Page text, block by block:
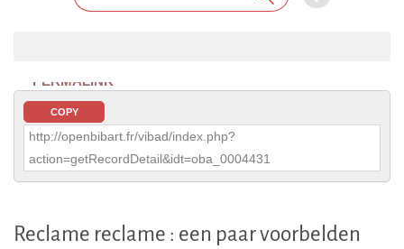
PERMALINK
COPY
http://openbibart.fr/vibad/index.php?
action=getRecordDetail&idt=oba_0004431
Reclame reclame : een paar voorbelden